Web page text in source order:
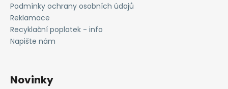
Podmínky ochrany osobních údajů
Reklamace
Recyklační poplatek - info
Napište nám
Novinky